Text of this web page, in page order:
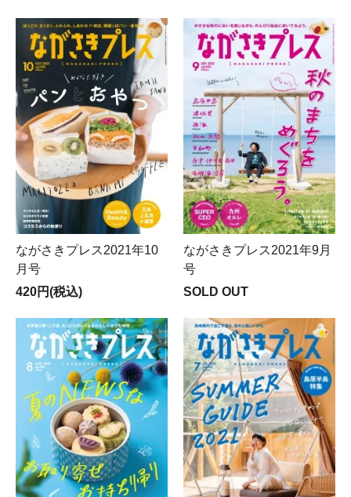
ながさきプレス2021年10
月号
420円(税込)
ながさきプレス2021年9月
号
SOLD OUT